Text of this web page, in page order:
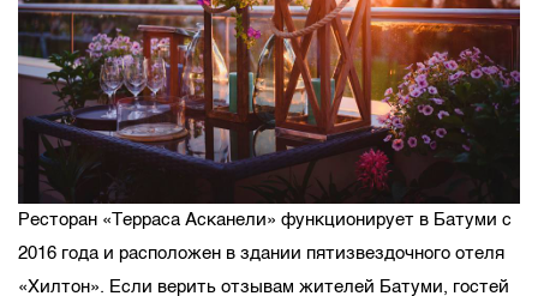
Ресторан «Терраса Асканели» функционирует в Батуми с
2016 года и расположен в здании пятизвездочного отеля
«Хилтон». Если верить отзывам жителей Батуми, гостей